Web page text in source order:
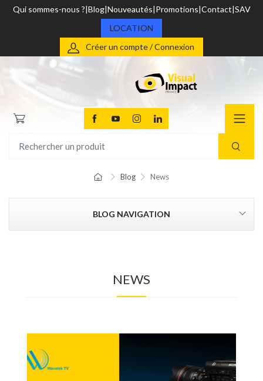
Qui sommes-nous ? Blog Nouveautés Promotions Contact SAV
LOCATION
Créer un compte / Connexion
Blog News
Éclairage
BLOG NAVIGATION
NEWS